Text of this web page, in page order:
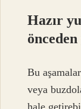
Hazır
önceden
Bu
veya
hale